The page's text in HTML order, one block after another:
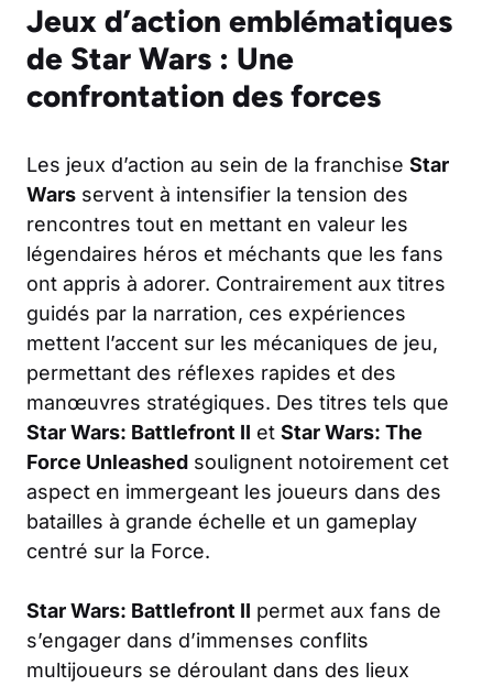
Jeux d’action emblématiques
de Star Wars : Une
confrontation des forces
Les jeux d’action au sein de la franchise Star
Wars servent à intensifier la tension des
rencontres tout en mettant en valeur les
légendaires héros et méchants que les fans
ont appris à adorer. Contrairement aux titres
guidés par la narration, ces expériences
mettent l’accent sur les mécaniques de jeu,
permettant des réflexes rapides et des
manœuvres stratégiques. Des titres tels que
Star Wars: Battlefront II et Star Wars: The
Force Unleashed soulignent notoirement cet
aspect en immergeant les joueurs dans des
batailles à grande échelle et un gameplay
centré sur la Force.
Star Wars: Battlefront II permet aux fans de
s’engager dans d’immenses conflits
multijoueurs se déroulant dans des lieux